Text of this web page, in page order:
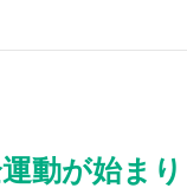
運動が始ま